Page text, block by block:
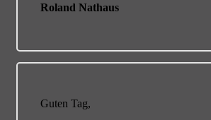
Roland Nathaus
Guten Tag,